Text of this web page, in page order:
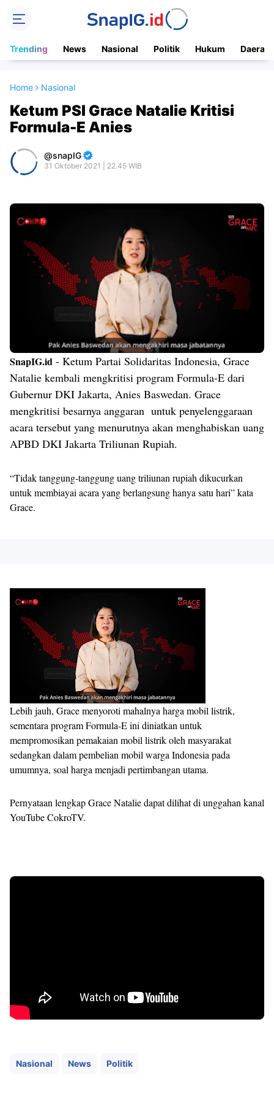
Trending News Nasional Politik Hukum Daerah
Home Nasional
Ketum PSI Grace Natalie Kritisi
Formula-E Anies
snapIG
31 Oktober 2021 | 22.45 WIB
SnapIG.id - Ketum Partai Solidaritas Indonesia, Grace
Natalie kembali mengkritisi program Formula-E dari
Gubernur DKI Jakarta, Anies Baswedan. Grace
mengkritisi besarnya anggaran untuk penyelenggaraan
acara tersebut yang menurutnya akan menghabiskan uang
APBD DKI Jakarta Triliunan Rupiah.
“Tidak tanggung-tanggung uang triliunan rupiah dikucurkan
untuk membiayai acara yang berlangsung hanya satu hari” kata
Grace.
Lebih jauh, Grace menyoroti mahalnya harga mobil listrik,
sementara program Formula-E ini diniatkan untuk
mempromosikan pemakaian mobil listrik oleh masyarakat
sedangkan dalam pembelian mobil warga Indonesia pada
umumnya, soal harga menjadi pertimbangan utama.
Pernyataan lengkap Grace Natalie dapat dilihat di unggahan kanal
YouTube CokroTV.
Nasional News Politik